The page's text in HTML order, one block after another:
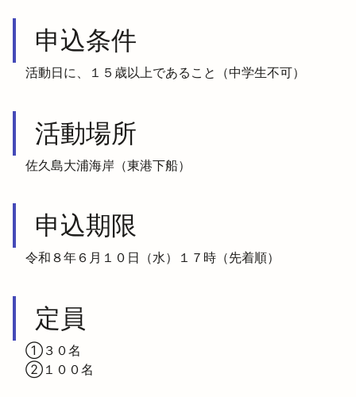
申込条件
活動日に、１５歳以上であること（中学生不可）
活動場所
佐久島大浦海岸（東港下船）
申込期限
令和８年６月１０日（水）１７時（先着順）
定員
①３０名
②１００名